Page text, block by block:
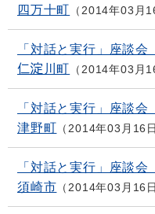
四万十町
2014年03月
「対話と実行」座談
仁淀川町
2014年03月
「対話と実行」座談
津野町
2014年03月16日
「対話と実行」座談
須崎市
2014年03月16日